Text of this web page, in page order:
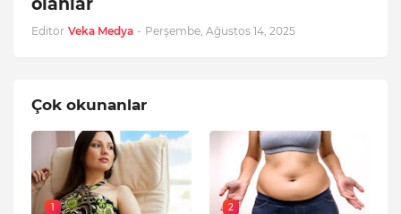
Editör Veka Medya - Perşembe, Ağustos 14, 2025
Çok okunanlar
1 2